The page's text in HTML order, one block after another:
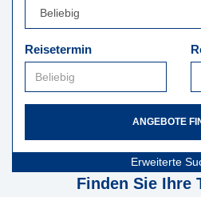
Reisetermin
ANGEBOTE
Erweiterte
Finden Sie Ihre